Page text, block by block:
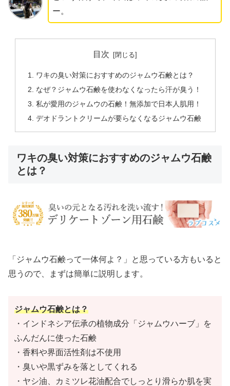
ー。
目次
ワキの臭い対策におすすめのジャムウ石鹸とは？
なぜ？ジャムウ石鹸を使わなくなったら汗が臭う！
私が愛用のジャムウの石鹸！無添加で日本人肌用！
デオドラントクリームが要らなくなるジャムウ石鹸
ワキの臭い対策におすすめのジャムウ石鹸
とは？
「ジャムウ石鹸って一体何よ？」と思っている方もいると
思うので、まずは簡単に説明します。
ジャムウ石鹸とは？
・インドネシア伝承の植物成分「ジャムウハーブ」を
ふんだんに使った石鹸
・香料や界面活性剤は不使用
・臭いや黒ずみを落としてくれる
・ヤシ油、カミツレ花油配合でしっとり滑らか肌を実